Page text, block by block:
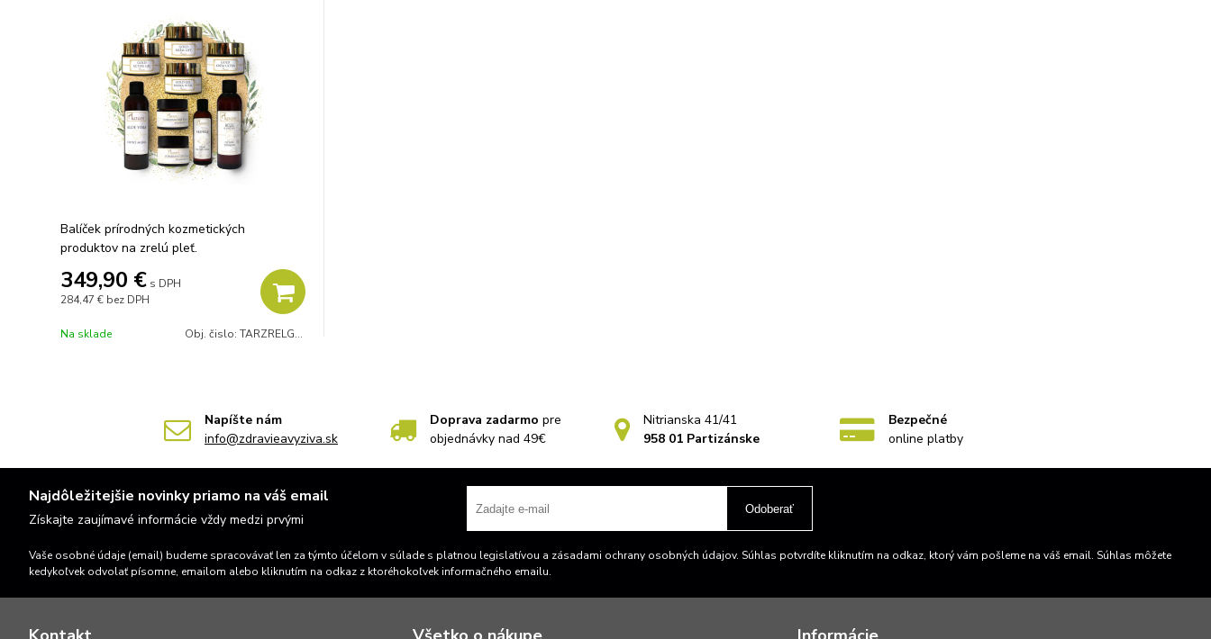
Balíček prírodných kozmetických
produktov na zrelú pleť.
349,90 € s DPH
284,47 € bez DPH
Na sklade Obj. čislo:TARZRELGOLD
Napíšte nám
info@zdravieavyziva.sk
Doprava zadarmo pre
objednávky nad 49€
Nitrianska 41/41
958 01 Partizánske
Bezpečné
online platby
Najdôležitejšie novinky priamo na váš email
Získajte zaujímavé informácie vždy medzi prvými
Odoberať
Vaše osobné údaje (email) budeme spracovávať len za týmto účelom v súlade s platnou legislatívou a zásadami ochrany osobných údajov. Súhlas potvrdíte kliknutím na odkaz, ktorý vám pošleme na váš email. Súhlas môžete
kedykoľvek odvolať písomne, emailom alebo kliknutím na odkaz z ktoréhokoľvek informačného emailu.